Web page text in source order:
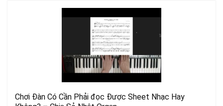
Chơi Đàn Có Cần Phải đọc Được Sheet Nhạc Hay